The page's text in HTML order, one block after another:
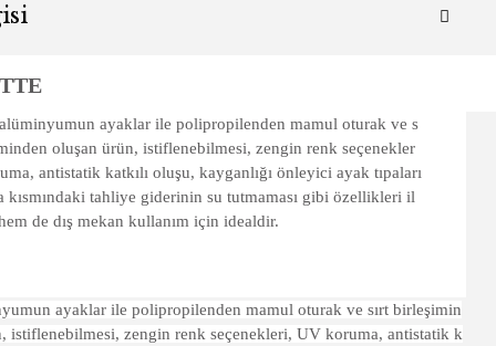
ayaklar ile polipropilenden mamul oturak ve s
oluşan ürün, istiflenebilmesi, zengin renk seçenekler
antistatik katkılı oluşu, kayganlığı önleyici ayak tıpaları
kısmındaki tahliye giderinin su tutmaması gibi özellikleri il
de dış mekan kullanım için idealdir.
ayaklar ile polipropilenden mamul oturak ve sırt birleşimin
istiflenebilmesi, zengin renk seçenekleri, UV koruma, antistatik k